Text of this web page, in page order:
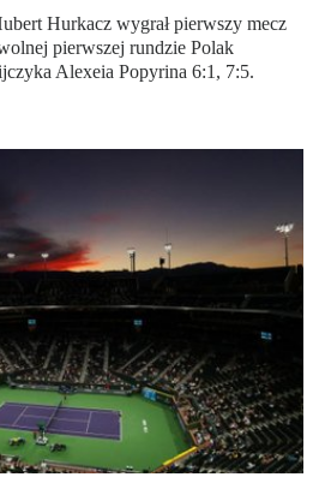
Hurkacz wygrał pierwszy mecz
pierwszej rundzie Polak
Alexeia Popyrina 6:1, 7:5.